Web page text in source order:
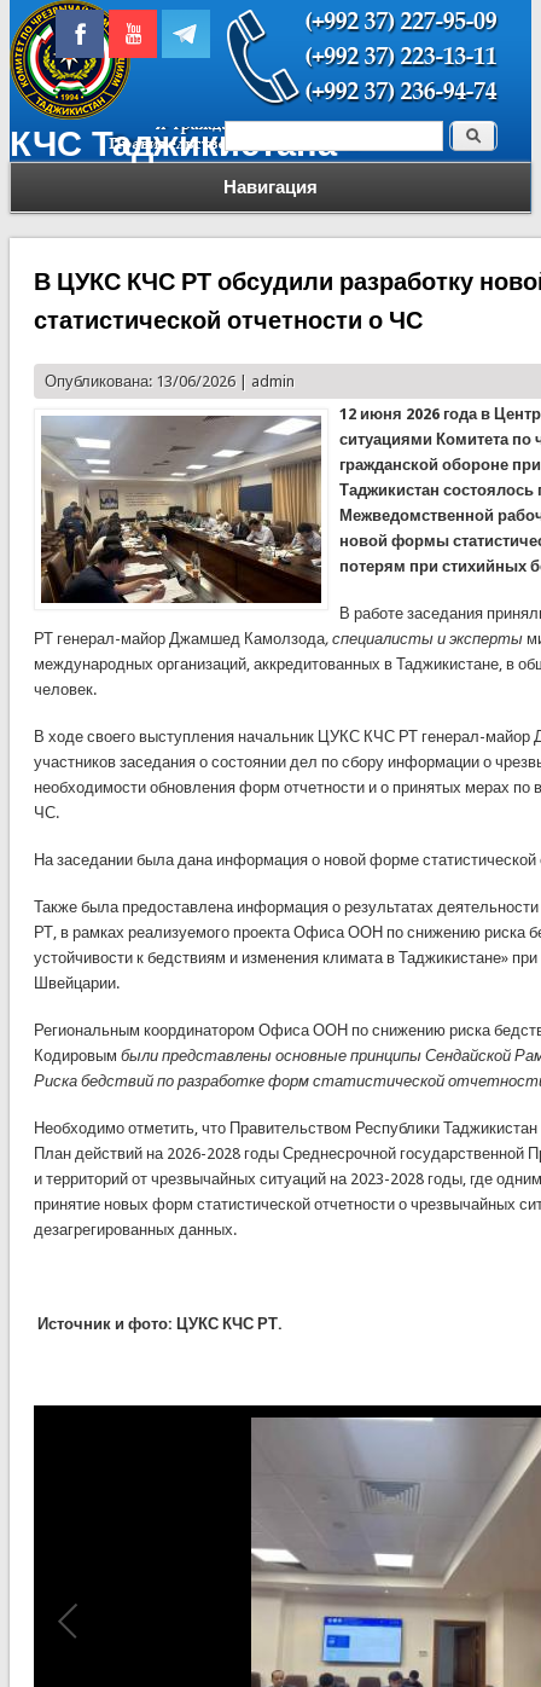
КЧС Таджикистана
Навигация
Форма поиска Поиск
В ЦУКС КЧС РТ обсудили разработку
статистической отчетности о ЧС
Опубликована: 13/06/2026 | admin
12 июня 2026 года в
ситуациями Комитета
гражданской обороне
Таджикистан состоялось
Межведомственной
новой формы
потерям при стихийных
В работе заседания
РТ генерал-майор Джамшед Камолзода, специалисты и эксперты
международных организаций, аккредитованных в Таджикистане, в
человек.
В ходе своего выступления начальник ЦУКС КЧС РТ генерал-
участников заседания о состоянии дел по сбору информации о
необходимости обновления форм отчетности и о принятых мерах
ЧС.
На заседании была дана информация о новой форме
Также была предоставлена информация о результатах
РТ, в рамках реализуемого проекта Офиса ООН по снижению риска
устойчивости к бедствиям и изменения климата в Таджикистане»
Швейцарии.
Региональным координатором Офиса ООН по снижению риска
Кодировым были представлены основные принципы Сендайской
Риска бедствий по разработке форм статистической
Необходимо отметить, что Правительством Республики
План действий на 2026-2028 годы Среднесрочной государственной
и территорий от чрезвычайных ситуаций на 2023-2028 годы, где
принятие новых форм статистической отчетности о чрезвычайных
дезагрегированных данных.
Источник и фото: ЦУКС КЧС РТ.